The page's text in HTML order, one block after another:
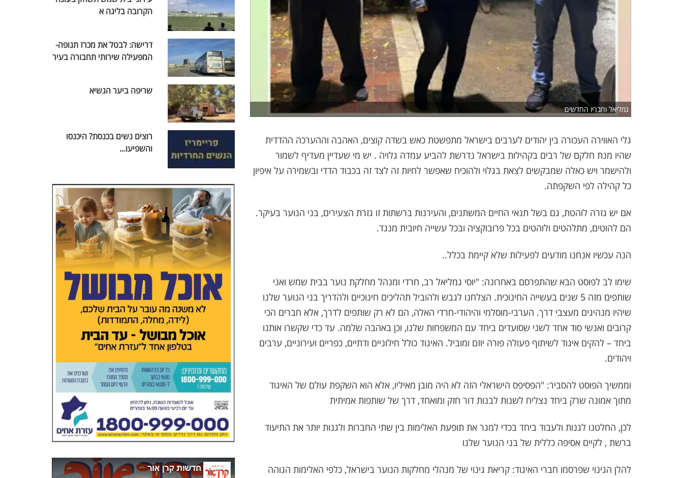
גמליאל וחבריו החדשים
גלי האווירה העכורה בין יהודים לערבים בישראל מתפשטת כאש בשדה קוצים, האהבה וההערכה ההדדית
שהיו מנת חלקם של רבים בקהילות בישראל נדרשת להביע עמדה גלויה . יש מי שעדיין מעדיף לשמור
ולהישמר ויש כאלה שמבקשים לצאת בגלוי ולהוכיח שאפשר לחיות זה לצד זה בכבוד הדדי ובשמירה על איפיון
כל קהילה לפי השקפתה.
אם יש גזרה לוהטת, גם בשל תנאי החיים המשתנים, והעירנות ברשתות זו גזרת הצעירים, בני הנוער בעיקר.
הם להוטים, מתלהטים ולוהטים בכל פרובוקציה ובכל עשייה חיובית מנגד.
הנה עכשיו אנחנו מודעים לפעילות שלא קיימת בכלל..
שימו לב לפוסט הבא שהתפרסם באחרונה: "יוסי גמליאל רב, חרדי ומנהל מחלקת נוער בבית שמש ואני
שותפים מזה 5 שנים בעשייה החינוכית. הצלחנו לגבש ולהוביל תהליכים חינוכיים ולהדריך בני הנוער שלנו
שיהיו מנהיגים מעצבי דרך. הערבי-מוסלמי והיהודי-חרדי האלה, הם לא רק שותפים לדרך, אלא חברים הכי
קרובים ואנשי סוד אחד לשני שסועדים ביחד עם המשפחות שלנו, וכן באהבה שלמה. עד כדי שקשרו אותנו
ביחד – להקים איגוד לשיתוף פעולה פורה יוזם ומוביל. האיגוד כולל חילוניים ודתיים, כפריים ועירוניים, ערבים
ויהודים.
וממשיך הפוסט להסביר: "הפסיפס הישראלי הזה לא היה מובן מאיליו, אלא הוא השקפת עולם של האיגוד
מתוך אמונה שרק ביחד נצליח לשנות לבנות דור חזק ומואחד, דרך של שותפות אמיתית
לכן, החלטנו לגנות ולעבוד ביחד בכדי למגר את תופעת האלימות בין שתי החברות ולגנות יותר את התיעוד
ברשת , לקיים אסיפה כללית של בני הנוער שלנו
להלן הגינוי שפרסמו חברי האיגוד: קריאת גינוי של מנהלי מחלקות הנוער בישראל, כלפי האלימות הגוהה
הקרובה בליגה א
דרישה: לבטל את מכרז תנופה-
המפעילה שירותי תחבורה בעיר
שריפה ביער הנשיא
רוצים נשים בכנסת? היכנסו
והשפיעו...